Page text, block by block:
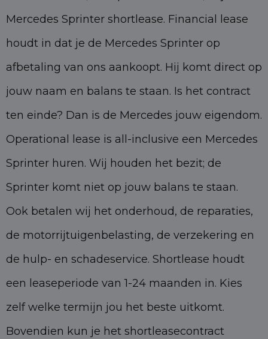
Mercedes Sprinter shortlease. Financial lease
houdt in dat je de Mercedes Sprinter op
afbetaling van ons aankoopt. Hij komt direct op
jouw naam en balans te staan. Is het contract
ten einde? Dan is de Mercedes jouw eigendom.
Operational lease is all-inclusive een Mercedes
Sprinter huren. Wij houden het bezit; de
Sprinter komt niet op jouw balans te staan.
Ook betalen wij het onderhoud, de reparaties,
de motorrijtuigenbelasting, de verzekering en
de hulp- en schadeservice. Shortlease houdt
een leaseperiode van 1-24 maanden in. Kies
zelf welke termijn jou het beste uitkomt.
Bovendien kun je het shortleasecontract